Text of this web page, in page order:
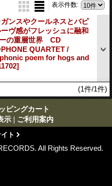
表示件数:
ンスやクールネスとバピ
ヴ感がフレッシュに融和
ーの重層世界 CD
QUARTET /
poem for hogs and
(1件/1件)
ピングカート
示 | ご利用案内
ト
All Rights Reserved.